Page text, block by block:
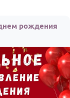
рождения